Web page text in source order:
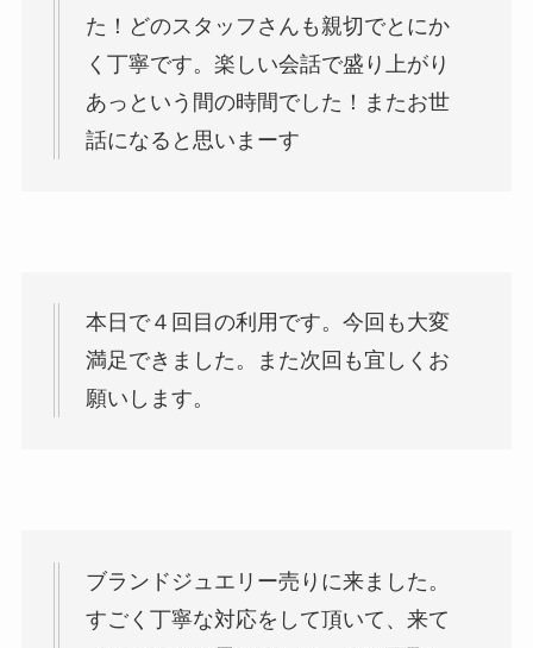
た！どのスタッフさんも親切でとにか
く丁寧です。楽しい会話で盛り上がり
あっという間の時間でした！またお世
話になると思いまーす️
本日で４回目の利用です。今回も大変
満足できました。また次回も宜しくお
願いします。
ブランドジュエリー売りに来ました。
すごく丁寧な対応をして頂いて、来て